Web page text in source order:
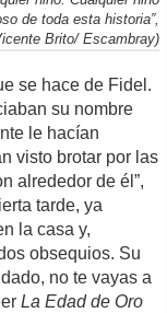
de toda esta historia”,
Brito/ Escambray)
se hace de Fidel.
su nombre
le hacían
visto brotar por las
alrededor de él”,
tarde, ya
la casa y,
obsequios. Su
no te vayas a
La Edad de Oro